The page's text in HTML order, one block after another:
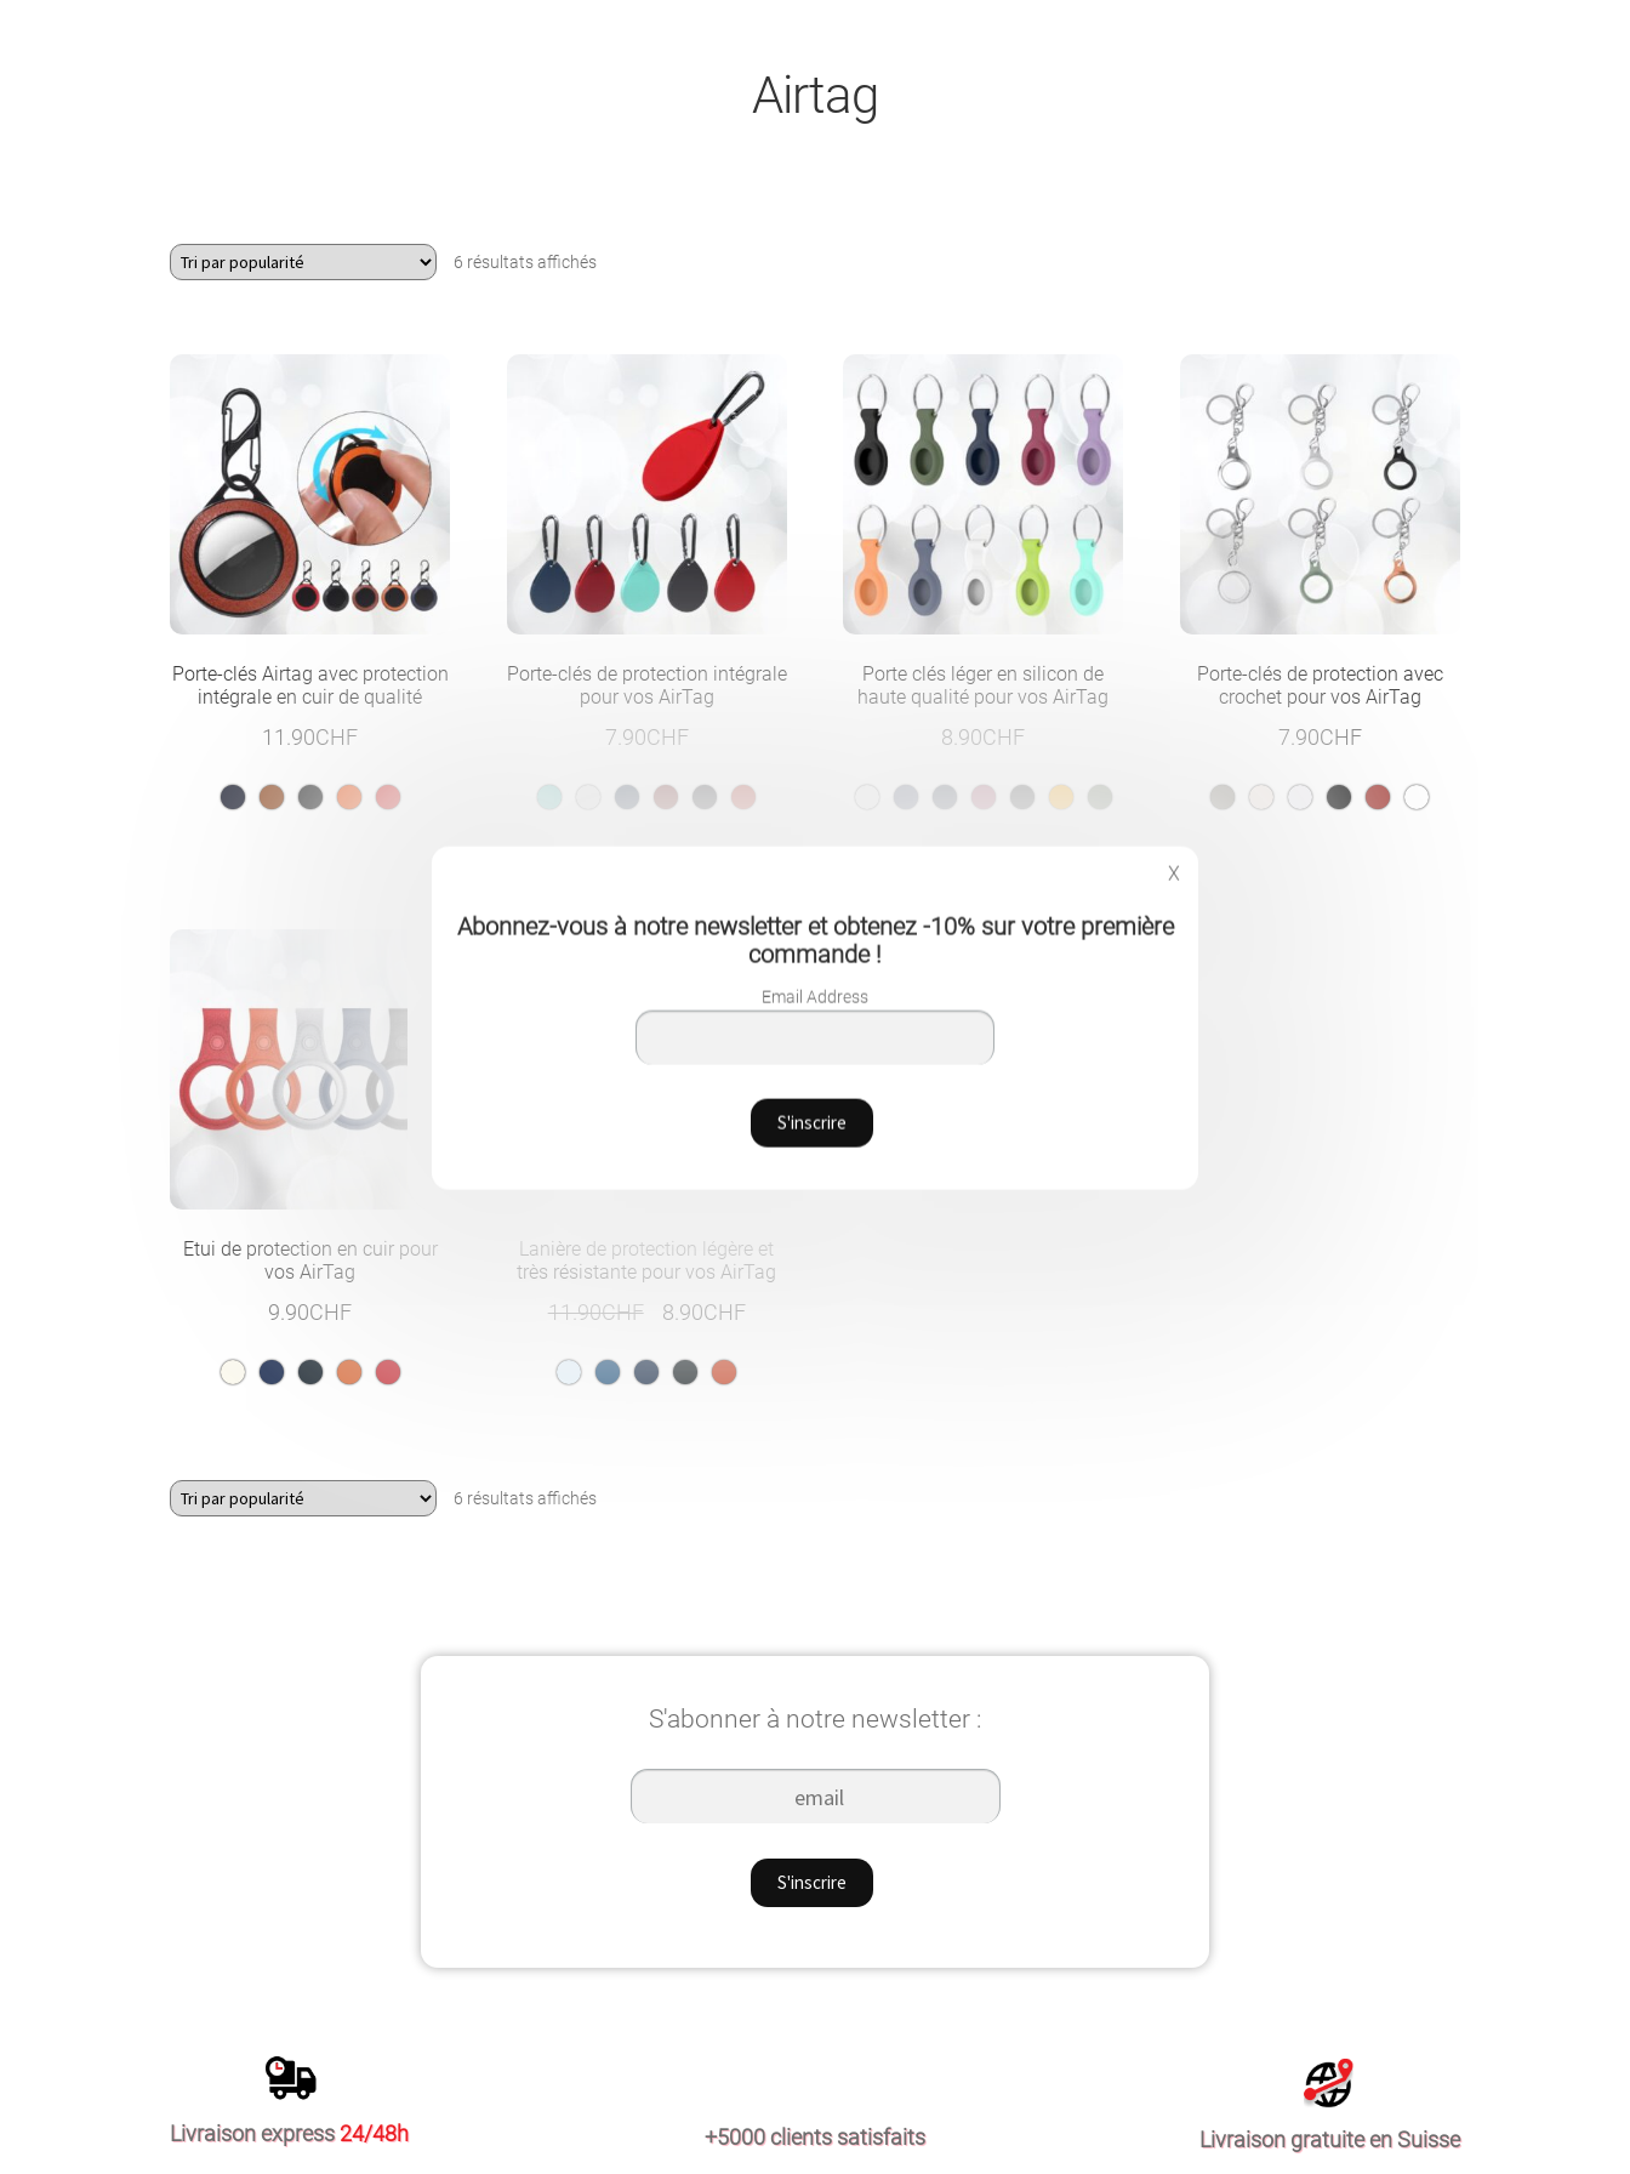
Airtag
6 résultats affichésTrié
Porte-clés Airtag avec protection
intégrale en cuir de qualité
11.90CHF
Porte-clés de protection intégrale
pour vos AirTag
7.90CHF
Porte clés léger en silicon de
haute qualité pour vos AirTag
8.90CHF
Porte-clés de protection avec
crochet pour vos AirTag
7.90CHF
Etui de protection en cuir pour
vos AirTag
9.90CHF
Lanière de protection légère et
très résistante pour vos AirTag
- 25%
11.90CHF
Le
initial
8.90CHFLe
6 résultats affichésTrié
S'abonner à notre newsletter :
Livraison express 24/48h Livraison gratuite en Suisse
+5000 clients satisfaits
X
Abonnez-vous à notre newsletter et obtenez -10% sur votre première
commande !
Email Address